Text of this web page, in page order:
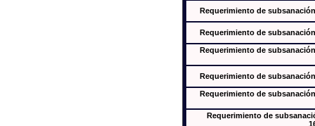
Requerimiento de
Requerimiento de
Requerimiento de
Requerimiento de
Requerimiento de
Requerimiento de